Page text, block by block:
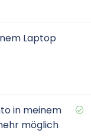
Laptop
G
in meinem
möglich